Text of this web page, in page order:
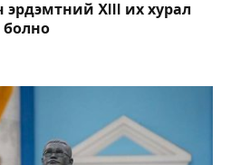
XIII их хурал
болно